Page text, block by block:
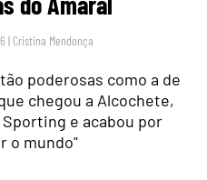
| Cristina Mendonça
poderosas como a de
chegou a Alcochete,
e acabou por
o mundo"